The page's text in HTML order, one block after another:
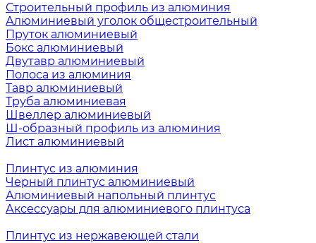
Строительный профиль из алюминия
Алюминиевый уголок общестроительный
Пруток алюминиевый
Бокс алюминиевый
Двутавр алюминиевый
Полоса из алюминия
Тавр алюминиевый
Труба алюминиевая
Швеллер алюминиевый
Ш-образный профиль из алюминия
Лист алюминиевый
Плинтус из алюминия
Черный плинтус алюминиевый
Алюминиевый напольный плинтус
Аксессуары для алюминиевого плинтуса
Плинтус из нержавеющей стали